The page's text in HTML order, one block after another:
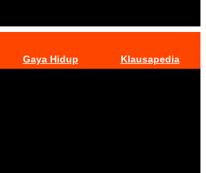
Gaya Hidup Klausapedia